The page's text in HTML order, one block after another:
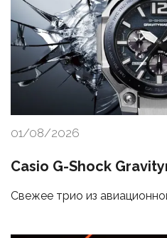
01/08/2026
Casio G-Shock
Свежее трио из